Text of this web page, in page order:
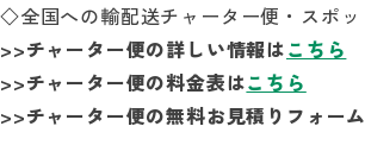
◇全国への輸配送チャーター便・スポッ
>>チャーター便の詳しい情報はこちら
>>チャーター便の料金表はこちら
>>チャーター便の無料お見積りフォー